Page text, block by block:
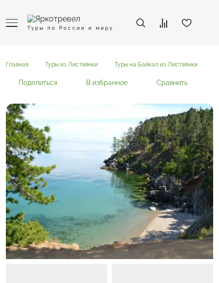
Туры по России и миру
Главная Туры из Листвянки Туры на Байкал из Листвянки
Поделиться В избранное Сравнить